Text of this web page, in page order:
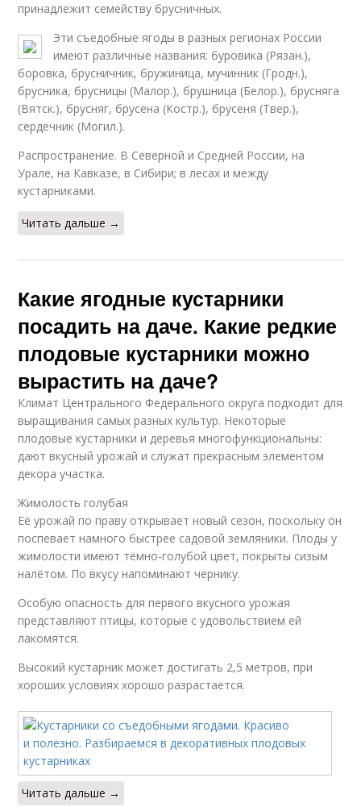
принадлежит семейству брусничных.
Эти съедобные ягоды в разных регионах России
имеют различные названия: буровика (Рязан.),
боровка, брусничник, бружиница, мучинник (Гродн.),
брусника, брусницы (Малор.), брушница (Белор.), брусняга
(Вятск.), брусняг, брусена (Костр.), брусеня (Твер.),
сердечник (Могил.).
Распространение. В Северной и Средней России, на
Урале, на Кавказе, в Сибири; в лесах и между
кустарниками.
Читать дальше →
Какие ягодные кустарники
посадить на даче. Какие редкие
плодовые кустарники можно
вырастить на даче?
Климат Центрального Федерального округа подходит для
выращивания самых разных культур. Некоторые
плодовые кустарники и деревья многофункциональны:
дают вкусный урожай и служат прекрасным элементом
декора участка.
Жимолость голубая
Её урожай по праву открывает новый сезон, поскольку он
поспевает намного быстрее садовой земляники. Плоды у
жимолости имеют тёмно-голубой цвет, покрыты сизым
налётом. По вкусу напоминают чернику.
Особую опасность для первого вкусного урожая
представляют птицы, которые с удовольствием ей
лакомятся.
Высокий кустарник может достигать 2,5 метров, при
хороших условиях хорошо разрастается.
Читать дальше →